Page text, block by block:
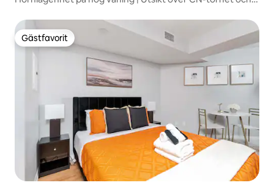
Gästfavorit
Gästfavorit